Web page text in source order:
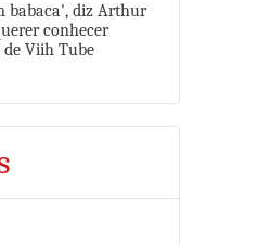
babaca', diz Arthur
conhecer
de Viih Tube